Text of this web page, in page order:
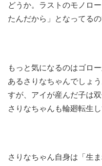
どうか。ラストのモノロ
たんだから」となってる
もっと気になるのはゴロ
あるさりなちゃんでしょ
すが、アイが産んだ子は
さりなちゃんも輪廻転生
さりなちゃん自身は「生